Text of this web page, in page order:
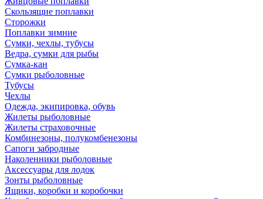
Скользящие поплавки
Сторожки
Поплавки зимние
Сумки, чехлы, тубусы
Ведра, сумки для рыбы
Сумка-кан
Сумки рыболовные
Тубусы
Чехлы
Одежда, экипировка, обувь
Жилеты рыболовные
Жилеты страховочные
Комбинезоны, полукомбенезоны
Сапоги забродные
Наколенники рыболовные
Аксессуары для лодок
Зонты рыболовные
Ящики, коробки и коробочки